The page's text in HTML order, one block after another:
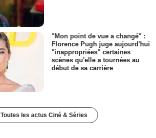
"Mon point de vue a changé" :
Florence Pugh juge aujourd'hui
"inappropriées" certaines
scènes qu'elle a tournées au
début de sa carrière
Toutes les actus Ciné & Séries